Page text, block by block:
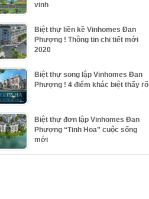
vinh
Biệt thự liền kề Vinhomes Đan
Phượng ! Thông tin chi tiết mới
2020
Biệt thự song lập Vinhomes Đan
Phượng ! 4 điểm khác biệt thấy rõ
Biệt thự đơn lập Vinhomes Đan
Phượng “Tinh Hoa” cuộc sống
mới